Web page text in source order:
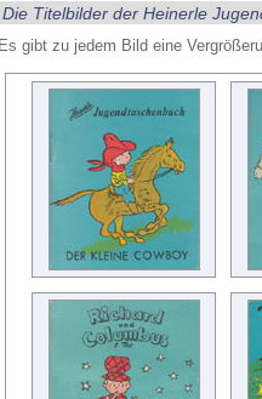
Die Titelbilder der Heinerle
Es gibt zu jedem Bild eine